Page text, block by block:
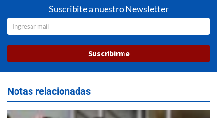
Suscribite a nuestro Newsletter
Suscribirme
Notas relacionadas